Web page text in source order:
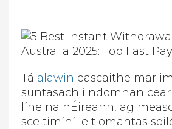
Tá alawin eascaithe mar
suntasach i ndomhan
líne na hÉireann, ag
sceitimíní le tiomantas